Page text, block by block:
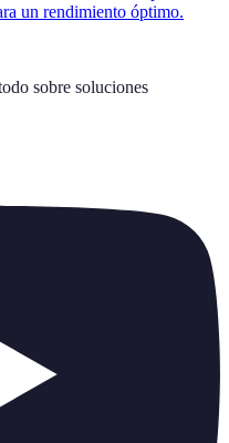
un rendimiento óptimo.
sobre soluciones